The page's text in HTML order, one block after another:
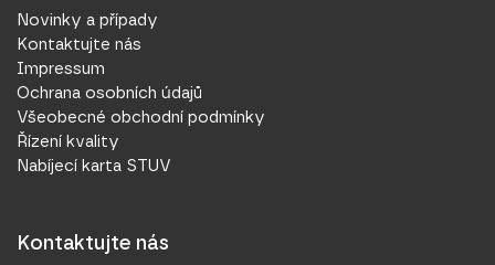
Novinky a případy
Kontaktujte nás
Impressum
Ochrana osobních údajů
Všeobecné obchodní podmínky
Řízení kvality
Nabíjecí karta STUV
Kontaktujte nás